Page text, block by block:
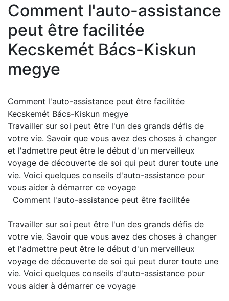
Comment l'auto-assistance
peut être facilitée
Kecskemét Bács-Kiskun
megye
Comment l'auto-assistance peut être facilitée
Kecskemét Bács-Kiskun megye
Travailler sur soi peut être l'un des grands défis de
votre vie. Savoir que vous avez des choses à changer
et l'admettre peut être le début d'un merveilleux
voyage de découverte de soi qui peut durer toute une
vie. Voici quelques conseils d'auto-assistance pour
vous aider à démarrer ce voyage
Comment l'auto-assistance peut être facilitée
Travailler sur soi peut être l'un des grands défis de
votre vie. Savoir que vous avez des choses à changer
et l'admettre peut être le début d'un merveilleux
voyage de découverte de soi qui peut durer toute une
vie. Voici quelques conseils d'auto-assistance pour
vous aider à démarrer ce voyage